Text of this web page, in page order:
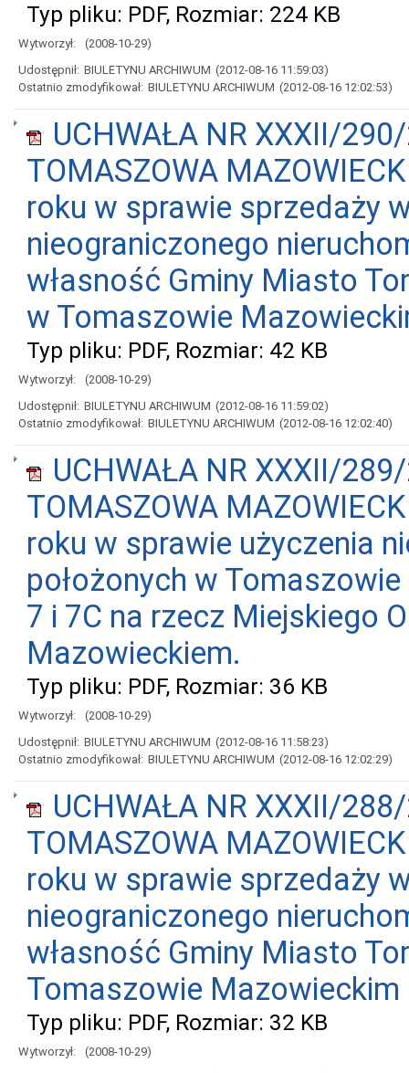
Typ pliku: PDF, Rozmiar: 224 KB
Wytworzył:
(2008-10-29)
Udostępnił: BIULETYNU ARCHIWUM (2012-08-16 11:59:03)
Ostatnio zmodyfikował: BIULETYNU ARCHIWUM (2012-08-16 12:02:53)
UCHWAŁA NR XXXII/
TOMASZOWA
roku w sprawie sprzedaży
nieograniczonego
własność Gminy Miasto
w Tomaszowie
Typ pliku: PDF, Rozmiar: 42 KB
Wytworzył:
(2008-10-29)
Udostępnił: BIULETYNU ARCHIWUM (2012-08-16 11:59:02)
Ostatnio zmodyfikował: BIULETYNU ARCHIWUM (2012-08-16 12:02:40)
UCHWAŁA NR XXXII/
TOMASZOWA
roku w sprawie użyczenia
położonych w
7 i 7C na rzecz Miejskiego
Mazowieckiem.
Typ pliku: PDF, Rozmiar: 36 KB
Wytworzył:
(2008-10-29)
Udostępnił: BIULETYNU ARCHIWUM (2012-08-16 11:58:23)
Ostatnio zmodyfikował: BIULETYNU ARCHIWUM (2012-08-16 12:02:29)
UCHWAŁA NR XXXII/
TOMASZOWA
roku w sprawie sprzedaży
nieograniczonego
własność Gminy Miasto
Tomaszowie
Typ pliku: PDF, Rozmiar: 32 KB
Wytworzył:
(2008-10-29)